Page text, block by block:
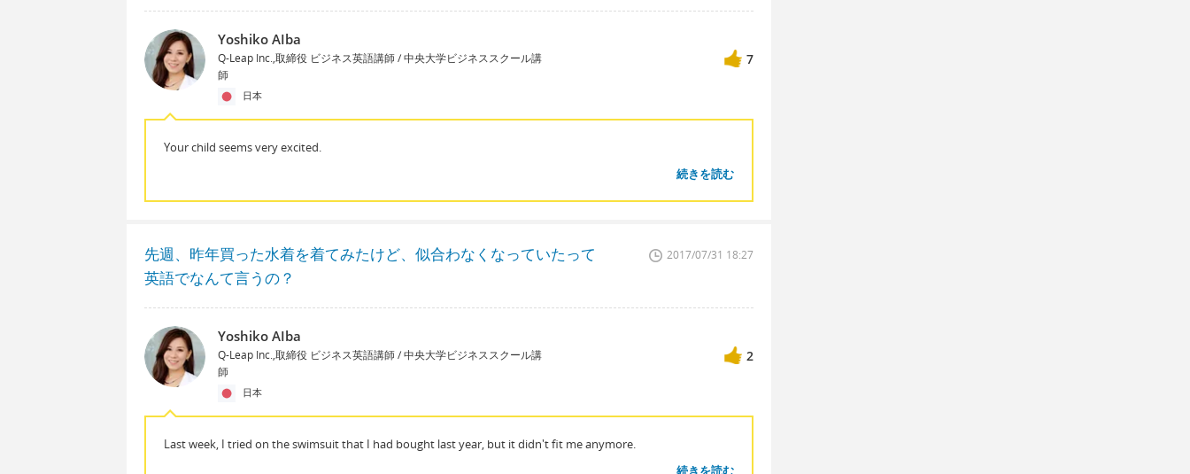
Yoshiko AIba
Q-Leap Inc.,取締役 ビジネス英語講師 / 中央大学ビジネススクール講
師
日本
7
Your child seems very excited.
続きを読む
先週、昨年買った水着を着てみたけど、似合わなくなっていたって
英語でなんて言うの？
2017/07/31 18:27
Yoshiko AIba
Q-Leap Inc.,取締役 ビジネス英語講師 / 中央大学ビジネススクール講
師
日本
2
Last week, I tried on the swimsuit that I had bought last year, but it didn't fit me anymore.
続きを読む